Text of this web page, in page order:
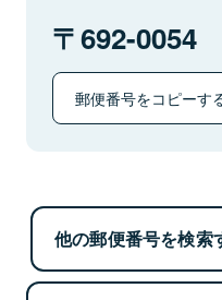
692-0054
郵便番号をコピーす
他の郵便番号を検索